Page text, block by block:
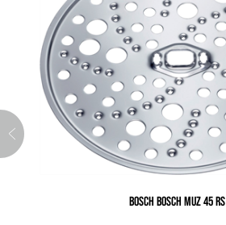
BOSCH BOSCH MUZ 45